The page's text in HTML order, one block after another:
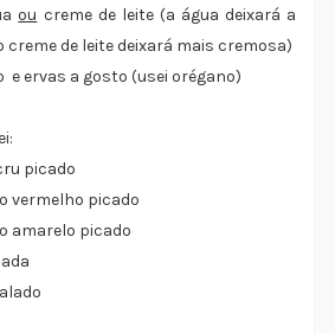
ou creme de leite (a água deixará a
creme de leite deixará mais cremosa)
e ervas a gosto (usei orégano)
picado
vermelho picado
amarelo picado